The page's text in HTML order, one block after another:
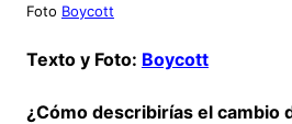
Foto Boycott
Texto y Foto: Boycott
¿Cómo describirías el cambio